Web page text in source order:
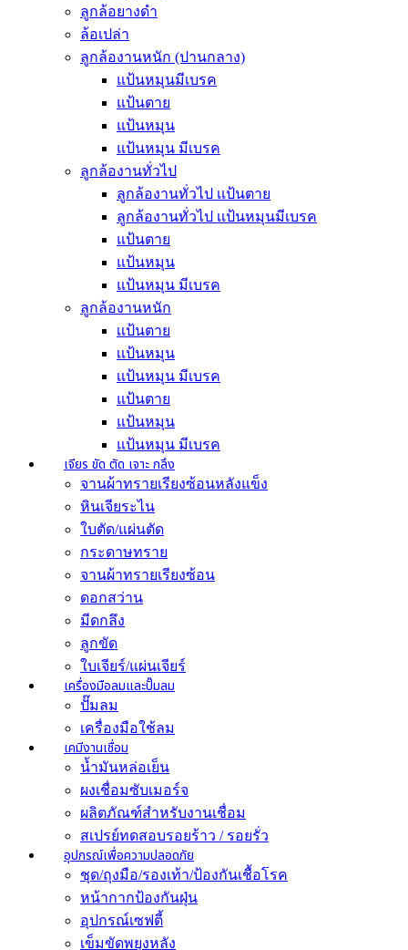
ลูกล้อยางดำ
ล้อเปล่า
ลูกล้องานหนัก (ปานกลาง)
แป้นหมุนมีเบรค
แป้นตาย
แป้นหมุน
แป้นหมุน มีเบรค
ลูกล้องานทั่วไป
ลูกล้องานทั่วไป เเป้นตาย
ลูกล้องานทั่วไป เเป้นหมุนมีเบรค
แป้นตาย
แป้นหมุน
แป้นหมุน มีเบรค
ลูกล้องานหนัก
เเป้นตาย
เเป้นหมุน
เเป้นหมุน มีเบรค
แป้นตาย
แป้นหมุน
แป้นหมุน มีเบรค
เจียร ขัด ตัด เจาะ กลึง
จานผ้าทรายเรียงซ้อนหลังแข็ง
หินเจียระไน
ใบตัด/แผ่นตัด
กระดาษทราย
จานผ้าทรายเรียงซ้อน
ดอกสว่าน
มีดกลึง
ลูกขัด
ใบเจียร์/แผ่นเจียร์
เครื่องมือลมและปั๊มลม
ปั๊มลม
เครื่องมือใช้ลม
เคมีงานเชื่อม
น้ำมันหล่อเย็น
ผงเชื่อมซับเมอร์จ
ผลิตภัณฑ์สำหรับงานเชื่อม
สเปรย์ทดสอบรอยร้าว / รอยรั่ว
อุปกรณ์เพื่อความปลอดภัย
ชุด/ถุงมือ/รองเท้า/ป้องกันเชื้อโรค
หน้ากากป้องกันฝุ่น
อุปกรณ์เซฟตี้
เข็มขัดพยุงหลัง